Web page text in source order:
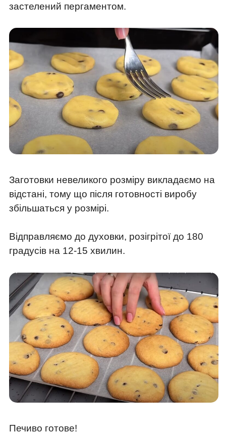
застелений пергаментом.
Заготовки невеликого розміру викладаємо на
відстані, тому що після готовності виробу
збільшаться у розмірі.
Відправляємо до духовки, розігрітої до 180
градусів на 12-15 хвилин.
Печиво готове!